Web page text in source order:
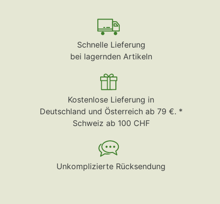
Schnelle Lieferung
bei lagernden Artikeln
Kostenlose Lieferung in
Deutschland und Österreich ab 79 €. *
Schweiz ab 100 CHF
Unkomplizierte Rücksendung